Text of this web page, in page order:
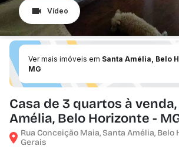
Vídeo
Ver mais imóveis em Santa Amélia, Belo
MG
Casa de 3 quartos à
Amélia, Belo Horizonte -
Rua Conceição Maia, Santa Amélia,
Gerais